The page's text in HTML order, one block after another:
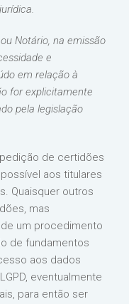
Notário, na emissão
e
em relação à
for explicitamente
pela legislação
de certidões
aos titulares
Quaisquer outros
mas
um procedimento
de fundamentos
aos dados
eventualmente
para então ser